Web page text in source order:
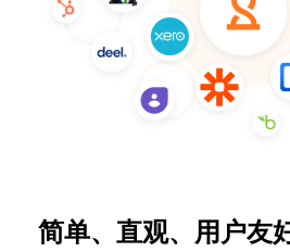
简单、直观、用户友